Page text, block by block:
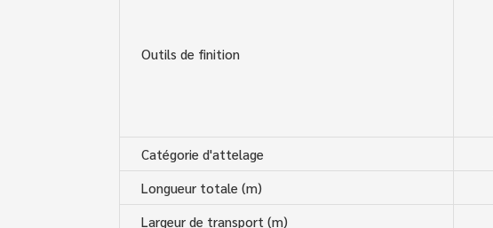
Outils de finition
Catégorie d'attelage
Longueur totale (m)
Largeur de transport (m)